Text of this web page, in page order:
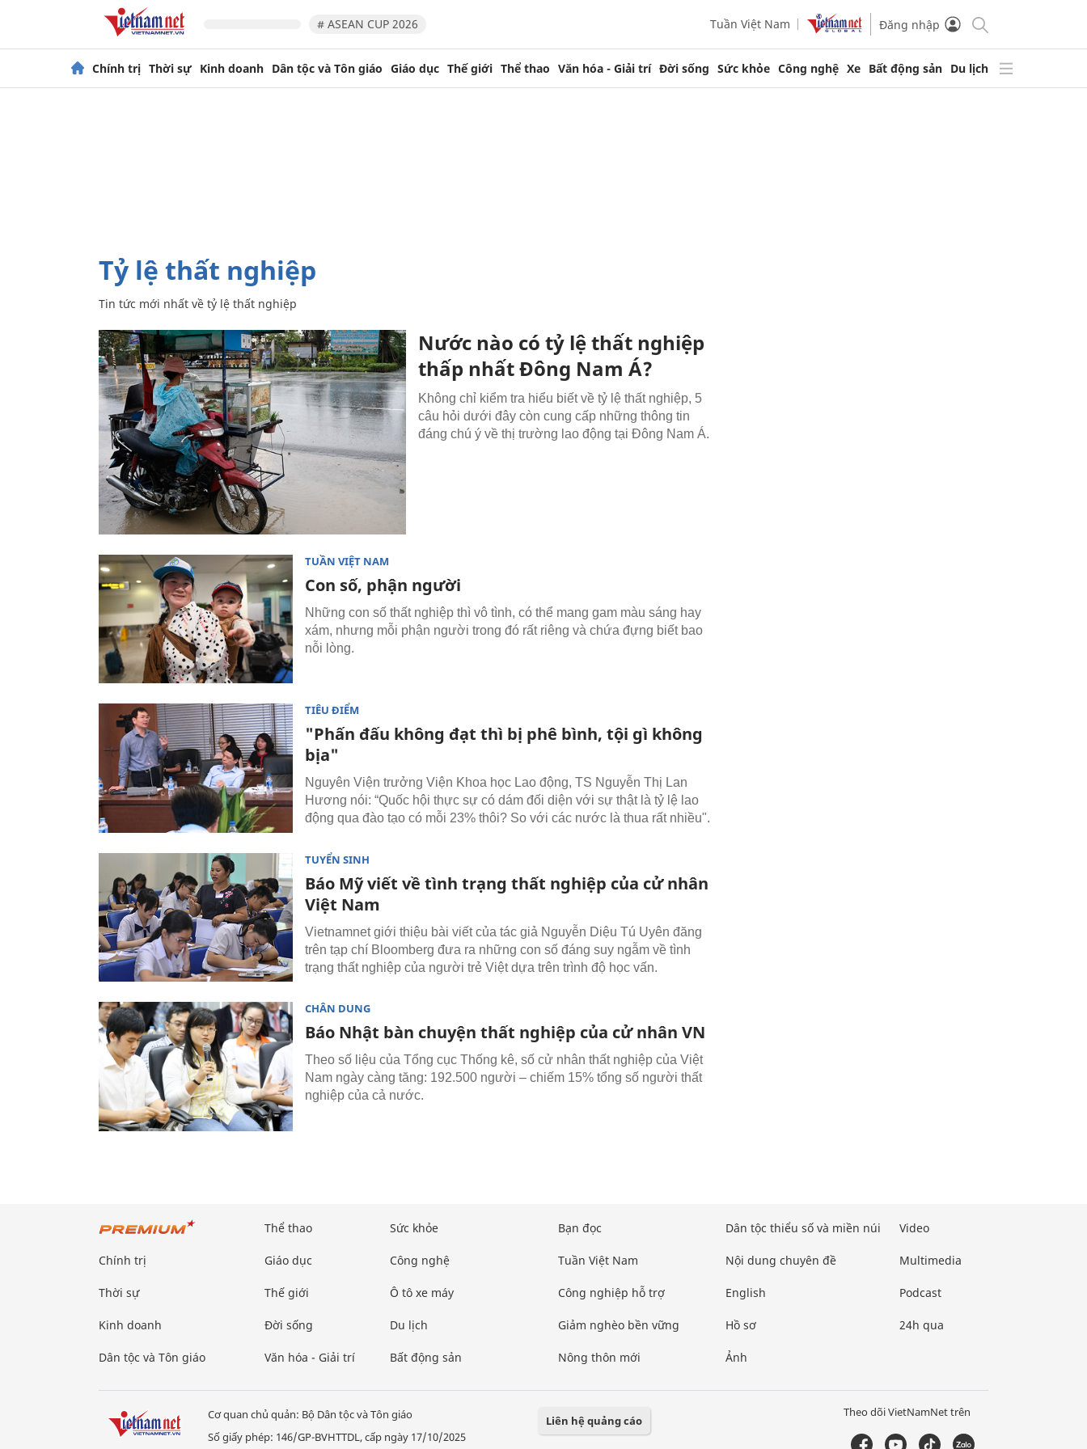
# ASEAN CUP 2026 Tuần Việt Nam Đăng nhập
Chính trị Thời sự Kinh doanh Dân tộc và Tôn giáo Giáo dục Thế giới Thể thao Văn hóa - Giải trí Đời sống Sức khỏe Công nghệ Xe Bất động sản Du lịch
tỷ lệ thất nghiệp
Tin tức mới nhất về tỷ lệ thất nghiệp
Nước nào có tỷ lệ thất nghiệp
thấp nhất Đông Nam Á?
Không chỉ kiểm tra hiểu biết về tỷ lệ thất nghiệp, 5
câu hỏi dưới đây còn cung cấp những thông tin
đáng chú ý về thị trường lao động tại Đông Nam Á.
TUẦN VIỆT NAM
Con số, phận người
Những con số thất nghiệp thì vô tình, có thể mang gam màu sáng hay
xám, nhưng mỗi phận người trong đó rất riêng và chứa đựng biết bao
nỗi lòng.
TIÊU ĐIỂM
"Phấn đấu không đạt thì bị phê bình, tội gì không
bịa"
Nguyên Viện trưởng Viện Khoa học Lao động, TS Nguyễn Thị Lan
Hương nói: “Quốc hội thực sự có dám đối diện với sự thật là tỷ lệ lao
động qua đào tạo có mỗi 23% thôi? So với các nước là thua rất nhiều".
TUYỂN SINH
Báo Mỹ viết về tình trạng thất nghiệp của cử nhân
Việt Nam
Vietnamnet giới thiệu bài viết của tác giả Nguyễn Diệu Tú Uyên đăng
trên tạp chí Bloomberg đưa ra những con số đáng suy ngẫm về tình
trạng thất nghiệp của người trẻ Việt dựa trên trình độ học vấn.
CHÂN DUNG
Báo Nhật bàn chuyện thất nghiệp của cử nhân VN
Theo số liệu của Tổng cục Thống kê, số cử nhân thất nghiệp của Việt
Nam ngày càng tăng: 192.500 người – chiếm 15% tổng số người thất
nghiệp của cả nước.
Chính trị
Thời sự
Kinh doanh
Dân tộc và Tôn giáo
Thể thao
Giáo dục
Thế giới
Đời sống
Văn hóa - Giải trí
Sức khỏe
Công nghệ
Ô tô xe máy
Du lịch
Bất động sản
Bạn đọc
Tuần Việt Nam
Công nghiệp hỗ trợ
Giảm nghèo bền vững
Nông thôn mới
Dân tộc thiểu số và miền núi
Nội dung chuyên đề
English
Hồ sơ
Ảnh
Video
Multimedia
Podcast
24h qua
Cơ quan chủ quản: Bộ Dân tộc và Tôn giáo
Số giấy phép: 146/GP-BVHTTDL, cấp ngày 17/10/2025
Liên hệ quảng cáo
Theo dõi VietNamNet trên